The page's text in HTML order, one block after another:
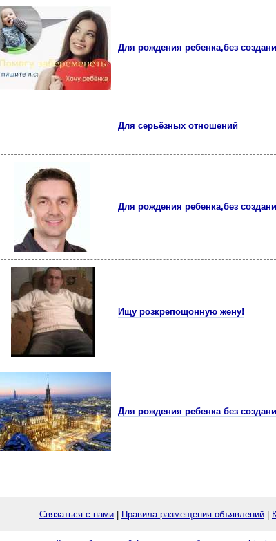
Для рождения ребенка,без
Для серьёзных отношений
Для рождения ребенка,без
Ищу розкрепощонную жену!
Для рождения ребенка без
Связаться с нами Правила размещения объявлений